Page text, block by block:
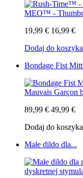
19,99 € 16,99 €
Dodaj do koszyka
Bondage Fist
89,99 € 49,99 €
Dodaj do koszyka
Małe dildo dla...